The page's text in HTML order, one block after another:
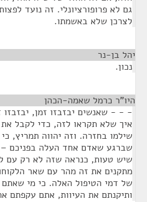
גם לא פרופורציונלי. זה נועד
לצרכן שלא באשמתו.
יהל בן-נר
נכון.
היו"ר כרמל שאמה-הכהן
- - - שאנשים יבזבזו זמן, יבזבזו
איך שלא תקראו לזה, כדי לקבל
שילמו בחזרה. וזה יהווה תמריץ,
שברגע שאדם אחד העלה בפניכם
שיש טעות, כנראה שזה לא רק עם
מתקנים את זה מהר עם שאר
של דמי הטיפול האלה. כי מי
ותיקנתם את העיוות, אתם עקפתם